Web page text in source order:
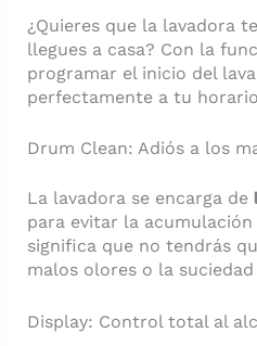
¿Quieres que la lavadora
llegues a casa? Con la
programar el inicio del
perfectamente a tu
Drum Clean: Adiós a los
La lavadora se encarga de
para evitar la
significa que no tendrás
malos olores o la
Display: Control total al